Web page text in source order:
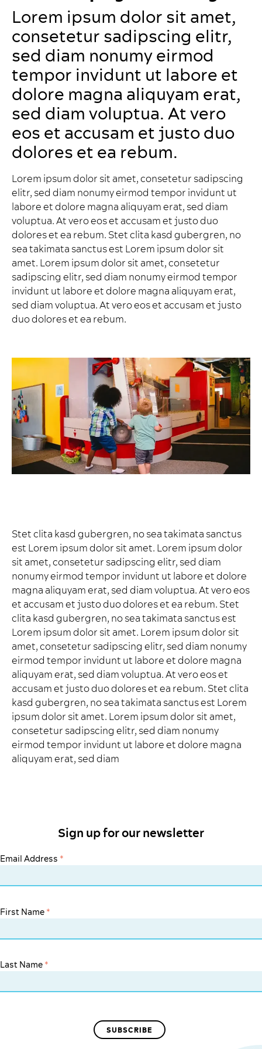
Lorem ipsum dolor sit amet,
consetetur sadipscing elitr,
sed diam nonumy eirmod
tempor invidunt ut labore et
dolore magna aliquyam erat,
sed diam voluptua. At vero
eos et accusam et justo duo
dolores et ea rebum.
Lorem ipsum dolor sit amet, consetetur sadipscing
elitr, sed diam nonumy eirmod tempor invidunt ut
labore et dolore magna aliquyam erat, sed diam
voluptua. At vero eos et accusam et justo duo
dolores et ea rebum. Stet clita kasd gubergren, no
sea takimata sanctus est Lorem ipsum dolor sit
amet. Lorem ipsum dolor sit amet, consetetur
sadipscing elitr, sed diam nonumy eirmod tempor
invidunt ut labore et dolore magna aliquyam erat,
sed diam voluptua. At vero eos et accusam et justo
duo dolores et ea rebum.
Stet clita kasd gubergren, no sea takimata sanctus
est Lorem ipsum dolor sit amet. Lorem ipsum dolor
sit amet, consetetur sadipscing elitr, sed diam
nonumy eirmod tempor invidunt ut labore et dolore
magna aliquyam erat, sed diam voluptua. At vero eos
et accusam et justo duo dolores et ea rebum. Stet
clita kasd gubergren, no sea takimata sanctus est
Lorem ipsum dolor sit amet. Lorem ipsum dolor sit
amet, consetetur sadipscing elitr, sed diam nonumy
eirmod tempor invidunt ut labore et dolore magna
aliquyam erat, sed diam voluptua. At vero eos et
accusam et justo duo dolores et ea rebum. Stet clita
kasd gubergren, no sea takimata sanctus est Lorem
ipsum dolor sit amet. Lorem ipsum dolor sit amet,
consetetur sadipscing elitr, sed diam nonumy
eirmod tempor invidunt ut labore et dolore magna
aliquyam erat, sed diam
Sign up for our newsletter
Email Address *
First Name *
Last Name *